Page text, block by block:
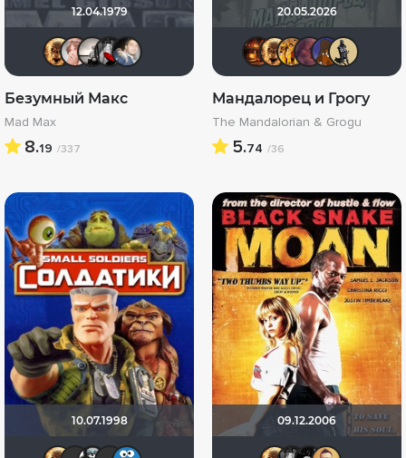
12.04.1979
Leksus81 Мышь Белая
draude
Безумный Макс
Mad Max
8.19 /337
20.05.2026
Макс Бро
Мандалорец и Грогу
The Mandalorian & Grogu
5.74 /36
10.07.1998
Leksus81
09.12.2006